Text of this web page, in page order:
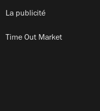
La publicité
Time Out Market